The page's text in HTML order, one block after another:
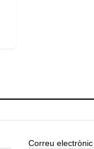
Correu electrònic